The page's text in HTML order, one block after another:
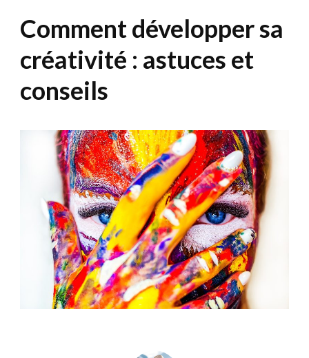
Comment développer sa
créativité : astuces et
conseils